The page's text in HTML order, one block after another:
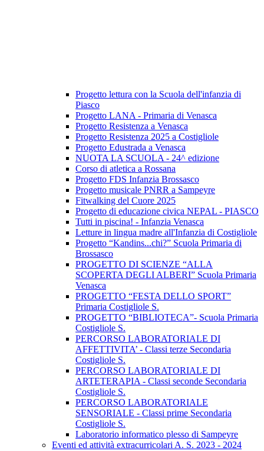
Progetto lettura con la Scuola dell'infanzia di
Piasco
Progetto LANA - Primaria di Venasca
Progetto Resistenza a Venasca
Progetto Resistenza 2025 a Costigliole
Progetto Edustrada a Venasca
NUOTA LA SCUOLA - 24^ edizione
Corso di atletica a Rossana
Progetto FDS Infanzia Brossasco
Progetto musicale PNRR a Sampeyre
Fitwalking del Cuore 2025
Progetto di educazione civica NEPAL - PIASCO
Tutti in piscina! - Infanzia Venasca
Letture in lingua madre all'Infanzia di Costigliole
Progetto “Kandins...chi?” Scuola Primaria di
Brossasco
PROGETTO DI SCIENZE “ALLA
SCOPERTA DEGLI ALBERI” Scuola Primaria
Venasca
PROGETTO “FESTA DELLO SPORT”
Primaria Costigliole S.
PROGETTO “BIBLIOTECA”- Scuola Primaria
Costigliole S.
PERCORSO LABORATORIALE DI
AFFETTIVITA’ - Classi terze Secondaria
Costigliole S.
PERCORSO LABORATORIALE DI
ARTETERAPIA - Classi seconde Secondaria
Costigliole S.
PERCORSO LABORATORIALE
SENSORIALE - Classi prime Secondaria
Costigliole S.
Laboratorio informatico plesso di Sampeyre
Eventi ed attività extracurricolari A. S. 2023 - 2024